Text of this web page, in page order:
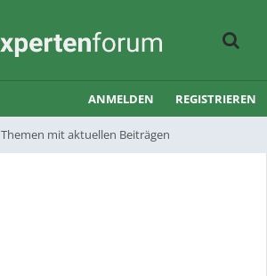
Themen mit aktuellen Beiträgen
ANMELDEN REGISTRIEREN